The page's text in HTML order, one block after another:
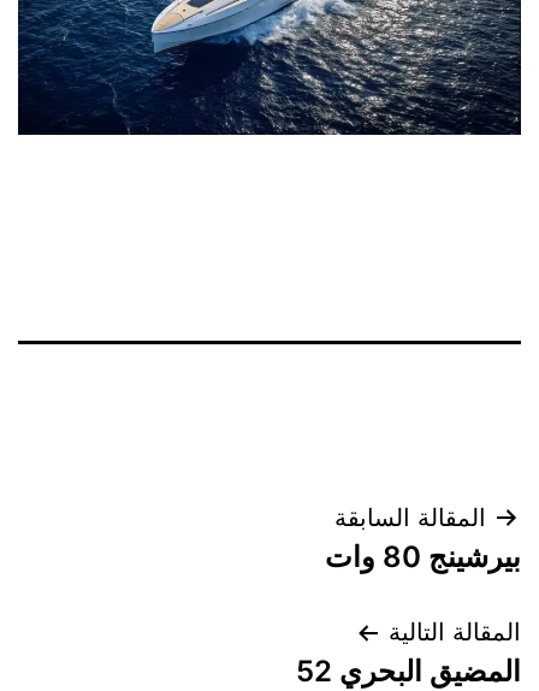
تصفّح
المقالات
المقالة السابقة
بيرشينج 80 وات
المقالة التالية
المضيق البحري 52